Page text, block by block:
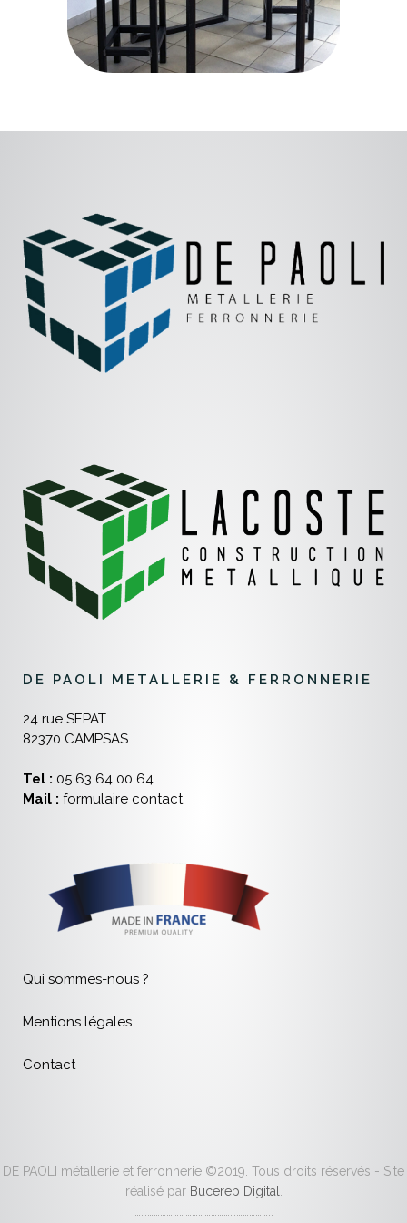
DE PAOLI METALLERIE & FERRONNERIE
24 rue SEPAT
82370 CAMPSAS
Tel : 05 63 64 00 64
Mail : formulaire contact
Qui sommes-nous ?
Mentions légales
Contact
DE PAOLI métallerie et ferronnerie ©2019. Tous droits réservés - Site
réalisé par Bucerep Digital